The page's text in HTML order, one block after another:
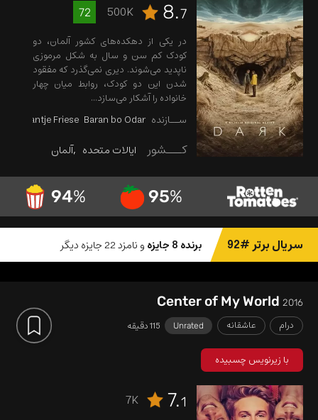
8.7
500K
72
در یکی از دهکده‌های کشور آلمان، دو
کودک کم سن و سال به شکل مرموزی
ناپدید می‌شوند. دیری نمی‌گذرد که مفقود
شدن این دو کودک، روابط میان چهار
خانواده را آشکار می‌سازد...
ســازنده Baran bo Odar
Jantje Friese
کـــشور ایالات متحده آلمان
95%
94%
سریال برتر #92 برنده 8 جایزه و نامزد 22 جایزه دیگر
Center of My World 2016
درام عاشقانه Unrated 115 دقیقه
با زیرنویس چسبیده
7.1
7K